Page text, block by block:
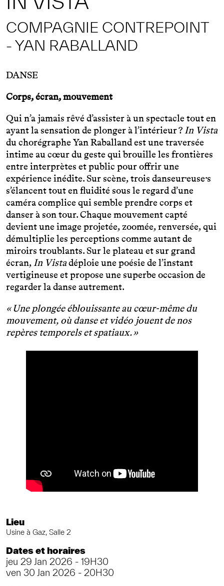
COMPAGNIE CONTREPOINT
- YAN RABALLAND
DANSE
Corps, écran, mouvement
Qui n’a jamais rêvé d’assister à un spectacle tout en
ayant la sensation de plonger à l’intérieur ?In Vista
du chorégraphe Yan Raballand est une traversée
intime au cœur du geste qui brouille les frontières
entre interprètes et public pour offrir une
expérience inédite. Sur scène, trois danseur·euse·s
s’élancent tout en fluidité sous le regard d’une
caméra complice qui semble prendre corps et
danser à son tour. Chaque mouvement capté
devient une image projetée, zoomée, renversée, qui
démultiplie les perceptions comme autant de
miroirs troublants. Sur le plateau et sur grand
écran,In Vistadéploie une poésie de l’instant
vertigineuse et propose une superbe occasion de
regarder la danse autrement.
« Une plongée éblouissante au cœur-même du
mouvement, où danse et vidéo jouent de nos
repères temporels et spatiaux. »
Lieu
Usine à Gaz, Salle 2
Dates et horaires
jeu 29 Jan 2026 - 19H30
ven 30 Jan 2026 - 20H30